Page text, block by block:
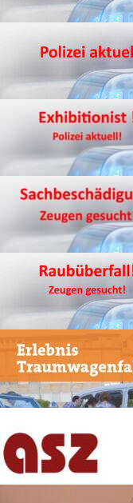
AUTO
FB News
FB News
IN